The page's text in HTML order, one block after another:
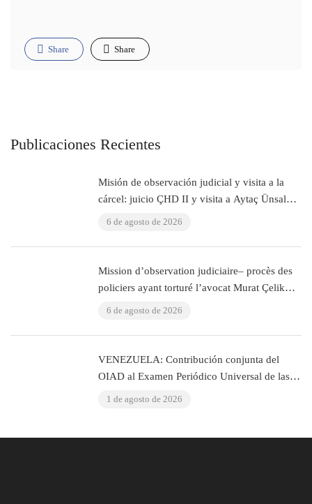
Share Share
Publicaciones Recientes
Misión de observación judicial y visita a la
cárcel: juicio ÇHD II y visita a Aytaç Ünsal
6 de agosto de 2026
Mission d’observation judiciaire– procès des
policiers ayant torturé l’avocat Murat Çelik
6 de agosto de 2026
VENEZUELA: Contribución conjunta del
OIAD al Examen Periódico Universal de las
1 de agosto de 2026